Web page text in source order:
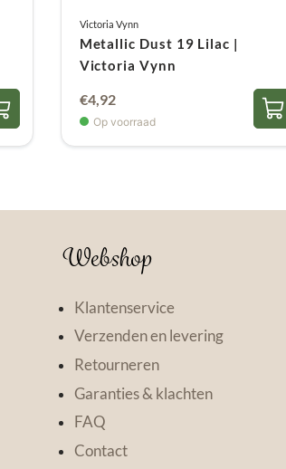
Victoria Vynn
Metallic Dust 19 Lilac |
Victoria Vynn
€4,92
Op voorraad
Webshop
Klantenservice
Verzenden en levering
Retourneren
Garanties & klachten
FAQ
Contact